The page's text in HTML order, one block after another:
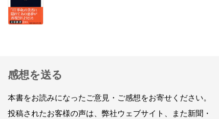
感想を送る
本書をお読みになったご意見・ご感想をお寄せください。
投稿されたお客様の声は、弊社ウェブサイト、また新聞・